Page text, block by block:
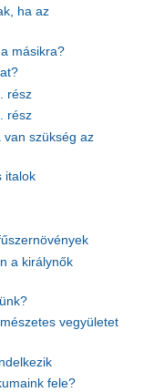
ha az
másikra?
rész
rész
van szükség az
italok
a királynők
vegyületet
fele?